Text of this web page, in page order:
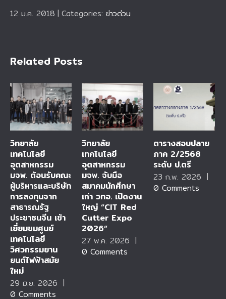
12 ม.ค. 2018 | Categories: ข่าวด่วน
Related Posts
วิทยาลัย
เทคโนโลยี
อุตสาหกรรม
มจพ. ต้อนรับคณะ
ผู้บริหารและบริษัท
การลงทุนจาก
สาธารณรัฐ
ประชาชนจีน เข้า
เยี่ยมชมศูนย์
เทคโนโลยี
วิศวกรรมยาน
ยนต์ไฟฟ้าสมัย
ใหม่
29 มิ.ย. 2026 |
0 Comments
วิทยาลัย
เทคโนโลยี
อุตสาหกรรม
มจพ. จับมือ
สมาคมนักศึกษา
เก่า วทอ. เปิดงาน
ใหญ่ “CIT Red
Cutter Expo
2026“
27 พ.ค. 2026 |
0 Comments
ตารางสอบปลาย
ภาค 2/2568
ระดับ ป.ตรี
23 ก.พ. 2026 |
0 Comments